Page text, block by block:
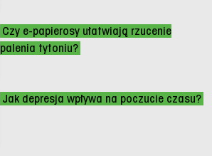
Czy e-papierosy ułatwiają rzucenie
palenia tytoniu?
Jak depresja wpływa na poczucie czasu?